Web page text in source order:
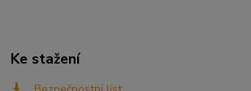
Ke stažení